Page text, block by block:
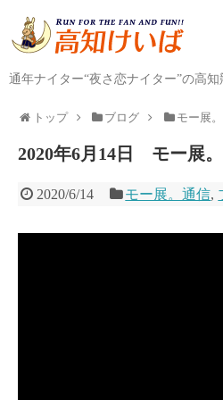
通年ナイター“夜さ恋ナイター”の高知
トップ ブログ モー展
2020年6月14日 モー展。
2020/6/14 モー展。通信,